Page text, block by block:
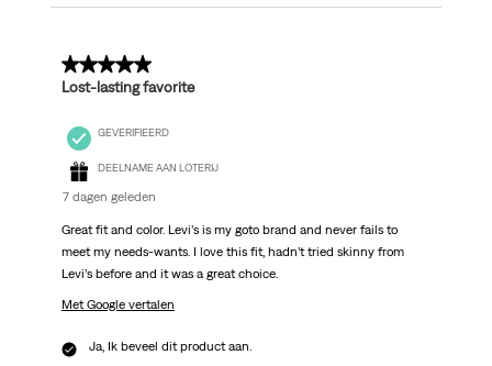
5 van 5 sterren.
Lost-lasting favorite
GEVERIFIEERD
DEELNAME AAN LOTERIJ
7 dagen geleden
Great fit and color. Levi’s is my goto brand and never fails to
meet my needs-wants. I love this fit, hadn’t tried skinny from
Levi’s before and it was a great choice.
Met Google vertalen
Ja, Ik beveel dit product aan.